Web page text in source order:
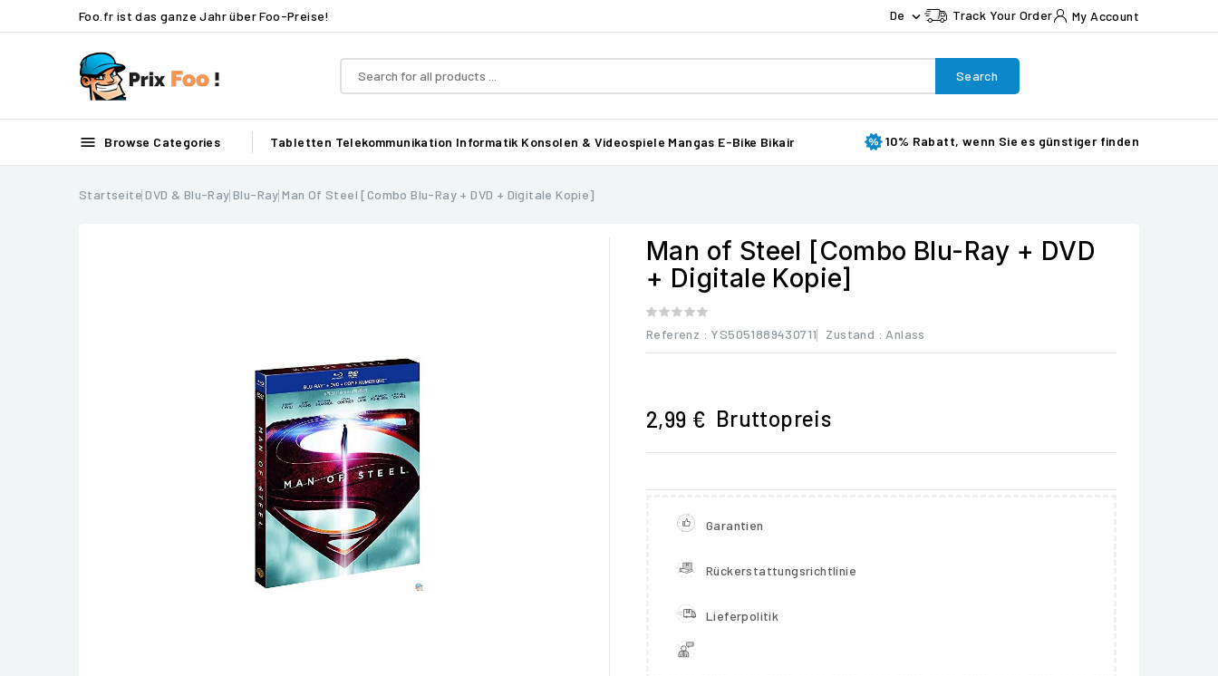
Foo.fr ist das ganze Jahr über Foo-Preise! De  Track Your Order My Account
Search
 Browse Categories Tabletten Telekommunikation Informatik Konsolen & Videospiele Mangas E-Bike Bikair 10% Rabatt, wenn Sie es günstiger finden
Startseite DVD & Blu-Ray Blu-Ray Man Of Steel [Combo Blu-Ray + DVD + Digitale Kopie]
Man of Steel [Combo Blu-Ray + DVD
+ Digitale Kopie]
Referenz : YS5051889430711 Zustand : Anlass
2,99 € Bruttopreis
Garantien
Rückerstattungsrichtlinie
Lieferpolitik